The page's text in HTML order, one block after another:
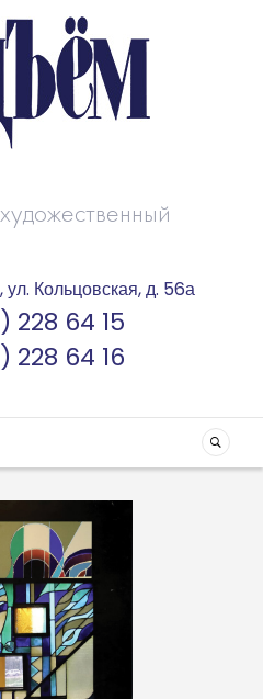
Кольцовская, д. 56а
228 64 15
228 64 16